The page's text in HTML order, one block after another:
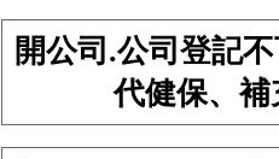
開公司.公司登記
代健保、